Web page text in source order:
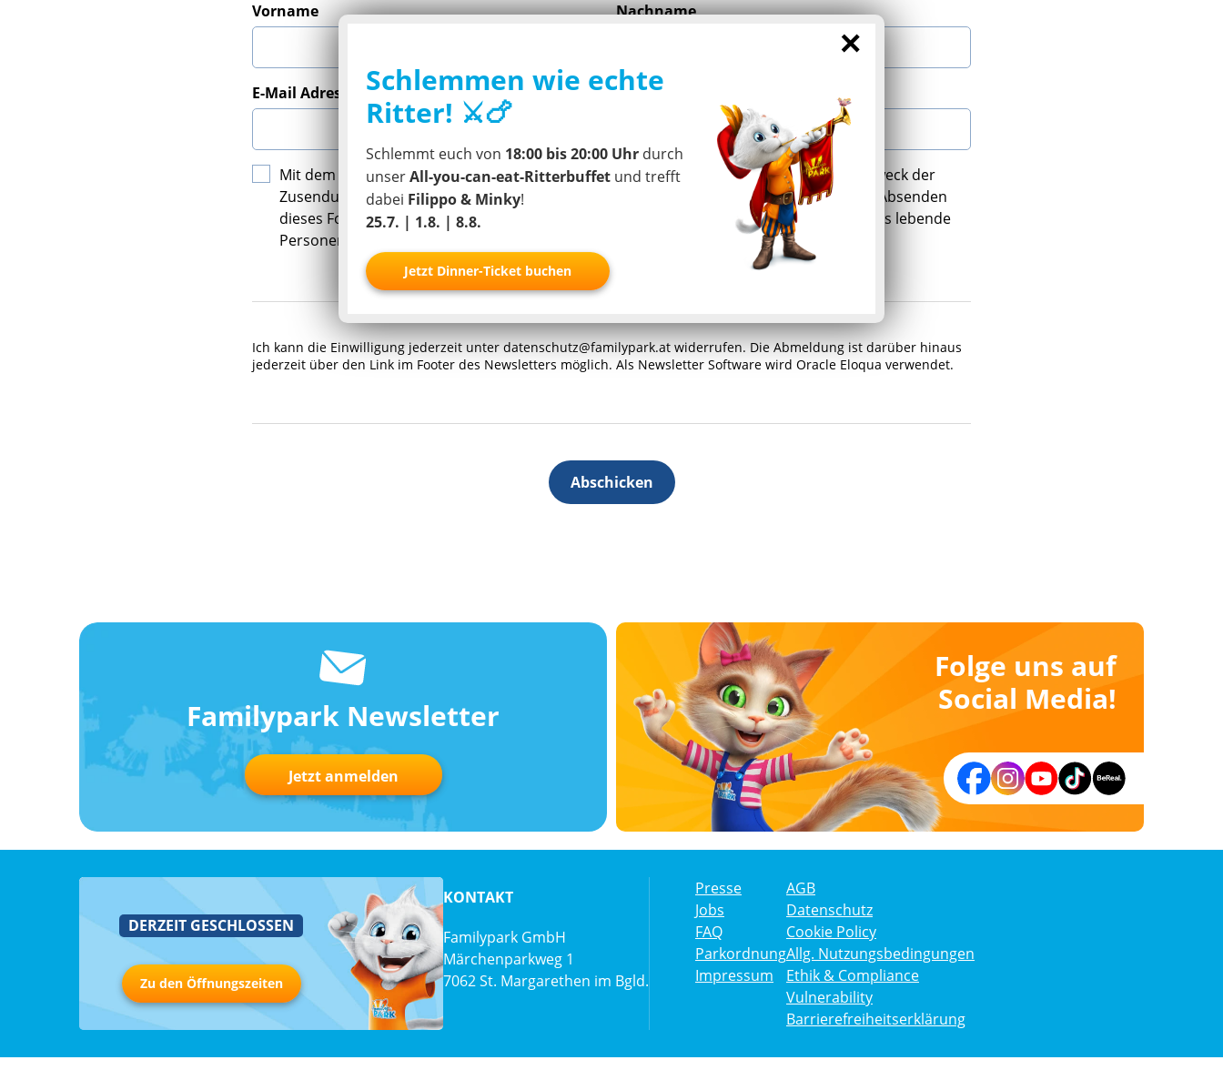
Vorname
Nachname
E-Mail Adresse*
Mit dem Absenden dieses Formulars stimme ich der Verarbeitung meiner Daten zum Zweck der
Zusendung des E-Mail-Newsletters gemäß den
Datenschutzbestimmungenzu. Mit dem Absenden
dieses Formulars bestätigte ich, dass ich mind. 14 Jahre alt bin (für außerhalb Österreichs lebende
Personen gilt 16 Jahre).
Ich kann die Einwilligung jederzeit unter datenschutz@familypark.at widerrufen. Die Abmeldung ist darüber hinaus
jederzeit über den Link im Footer des Newsletters möglich. Als Newsletter Software wird Oracle Eloqua verwendet.
Abschicken
Familypark Newsletter
Jetzt anmelden
Folge uns auf
Social Media!
DERZEIT GESCHLOSSEN
Zu den Öffnungszeiten
KONTAKT
Familypark GmbH
Märchenparkweg 1
7062 St. Margarethen im Bgld.
Presse
Jobs
FAQ
Parkordnung
Impressum
AGB
Datenschutz
Cookie Policy
Allg. Nutzungsbedingungen
Ethik & Compliance
Vulnerability
Barrierefreiheitserklärung
×
Schlemmen wie echte
Ritter! ⚔️🍗
Schlemmt euch von 18:00 bis 20:00 Uhr durch
unserAll-you-can-eat-Ritterbuffet und trefft
dabei Filippo & Minky!
25.7. | 1.8. | 8.8.
Jetzt Dinner-Ticket buchen